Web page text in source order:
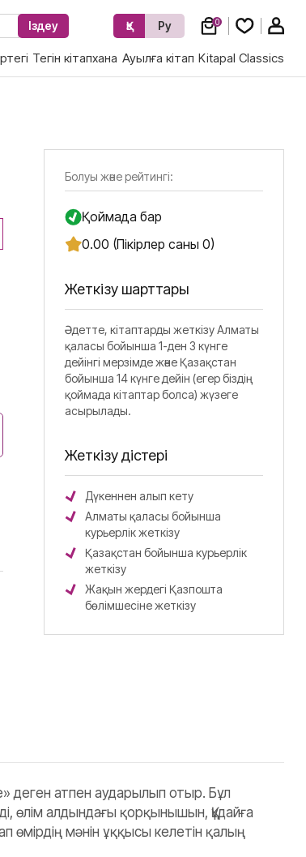
Іздеу Қз Ру 0
Тегін кітапхана Ауылға кітап Kitapal Classics
Болуы және рейтингі:
Қоймада бар
0.00 (Пікірлер саны 0)
Жеткізу шарттары
Әдетте, кітаптарды жеткізу Алматы
қаласы бойынша 1-ден 3 күнге
дейінгі мерзімде және Қазақстан
бойынша 14 күнге дейін (егер біздің
қоймада кітаптар болса) жүзеге
асырылады.
Жеткізу әдістері
Дүкеннен алып кету
Алматы қаласы бойынша
курьерлік жеткізу
Қазақстан бойынша курьерлік
жеткізу
Жақын жердегі Қазпошта
бөлімшесіне жеткізу
деген атпен аударылып отыр. Бұл
өлім алдындағы қорқынышын, Құдайға
өмірдің мәнін ұққысы келетін қалың